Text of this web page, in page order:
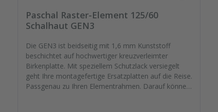
Paschal Raster-Element 125/60
Schalhaut GEN3
Die GEN3 ist beidseitig mit 1,6 mm Kunststoff
beschichtet auf hochwertiger kreuzverleimter
Birkenplatte. Mit speziellem Schutzlack versiegelt
geht Ihre montagefertige Ersatzplatten auf die Reise.
Passgenau zu Ihren Elementrahmen. Darauf können